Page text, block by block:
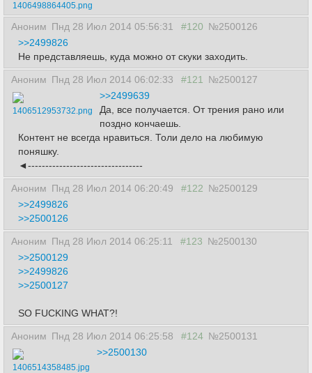
1406498864405.png
Аноним Пнд 28 Июл 2014 05:56:31 #120 №2500126
>>2499826
Не представляешь, куда можно от скуки заходить.
Аноним Пнд 28 Июл 2014 06:02:33 #121 №2500127
1406512953732.png
>>2499639
Да, все получается. От трения рано или
поздно кончаешь.
Контент не всегда нравиться. Толи дело на любимую
поняшку.
◄---------------------------------
Аноним Пнд 28 Июл 2014 06:20:49 #122 №2500129
>>2499826
>>2500126
Аноним Пнд 28 Июл 2014 06:25:11 #123 №2500130
>>2500129
>>2499826
>>2500127
SO FUCKING WHAT?!
Аноним Пнд 28 Июл 2014 06:25:58 #124 №2500131
1406514358485.jpg
>>2500130